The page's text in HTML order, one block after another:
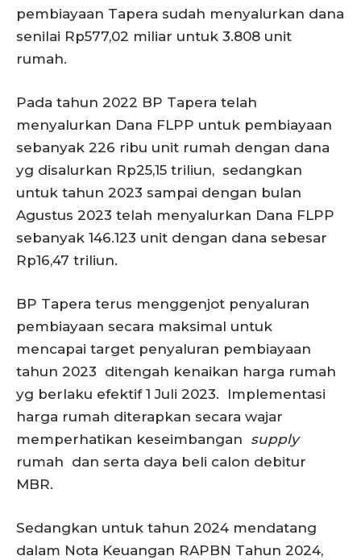
pembiayaan Tapera sudah menyalurkan dana
senilai Rp577,02 miliar untuk 3.808 unit
rumah.
Pada tahun 2022 BP Tapera telah
menyalurkan Dana FLPP untuk pembiayaan
sebanyak 226 ribu unit rumah dengan dana
yg disalurkan Rp25,15 triliun, sedangkan
untuk tahun 2023 sampai dengan bulan
Agustus 2023 telah menyalurkan Dana FLPP
sebanyak 146.123 unit dengan dana sebesar
Rp16,47 triliun.
BP Tapera terus menggenjot penyaluran
pembiayaan secara maksimal untuk
mencapai target penyaluran pembiayaan
tahun 2023 ditengah kenaikan harga rumah
yg berlaku efektif 1 Juli 2023. Implementasi
harga rumah diterapkan secara wajar
memperhatikan keseimbangan supply
rumah dan serta daya beli calon debitur
MBR.
Sedangkan untuk tahun 2024 mendatang
dalam Nota Keuangan RAPBN Tahun 2024,